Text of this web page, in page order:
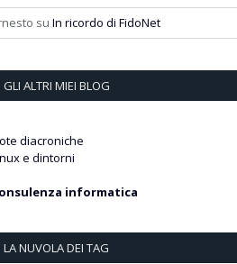
su In ricordo di FidoNet
GLI ALTRI MIEI BLOG
diacroniche
e dintorni
informatica
LA NUVOLA DEI TAG